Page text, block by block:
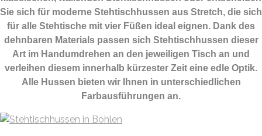
Sie sich für moderne Stehtischhussen aus Stretch, die sich
für alle Stehtische mit vier Füßen ideal eignen. Dank des
dehnbaren Materials passen sich Stehtischhussen dieser
Art im Handumdrehen an den jeweiligen Tisch an und
verleihen diesem innerhalb kürzester Zeit eine edle Optik.
Alle Hussen bieten wir Ihnen in unterschiedlichen
Farbausführungen an.